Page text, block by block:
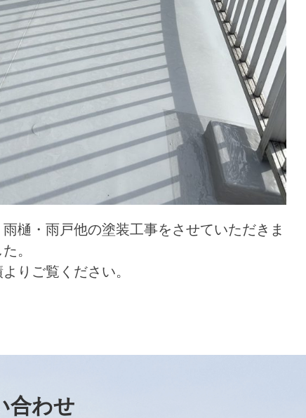
樋・雨戸他の塗装工事をさせていただきま
た。
りご覧ください。
合わせ